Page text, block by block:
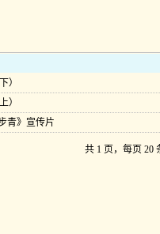
）
）
青》宣传片
共 1 页，每页